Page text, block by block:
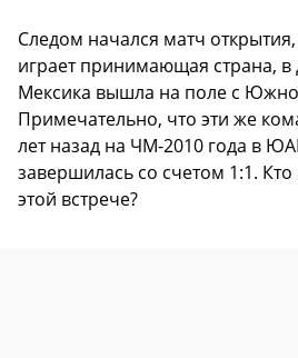
Следом начался матч
играет принимающая страна, в
Мексика вышла на поле с
Примечательно, что эти же
лет назад на ЧМ-2010 года в
завершилась со счетом 1:1.
этой встрече?